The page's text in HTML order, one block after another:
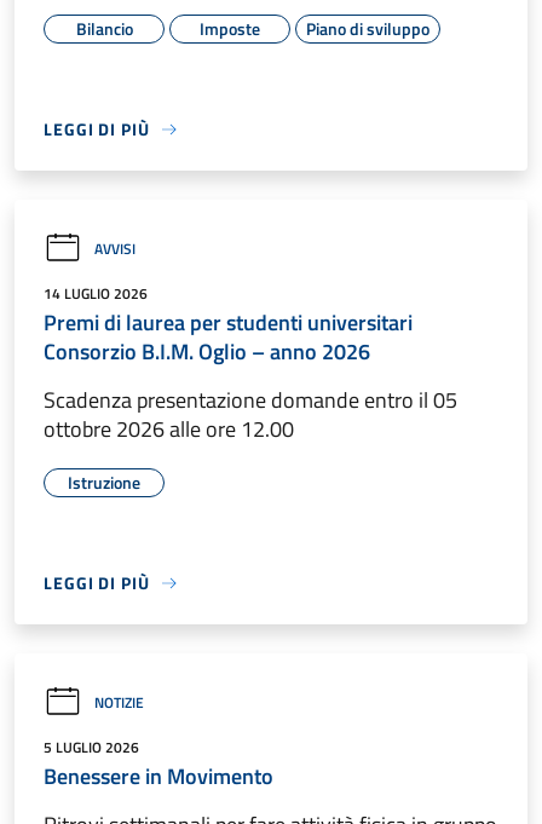
Bilancio Imposte Piano di sviluppo
LEGGI DI PIÙ
AVVISI
14 LUGLIO 2026
Premi di laurea per studenti universitari
Consorzio B.I.M. Oglio – anno 2026
Scadenza presentazione domande entro il 05
ottobre 2026 alle ore 12.00
Istruzione
LEGGI DI PIÙ
NOTIZIE
5 LUGLIO 2026
Benessere in Movimento